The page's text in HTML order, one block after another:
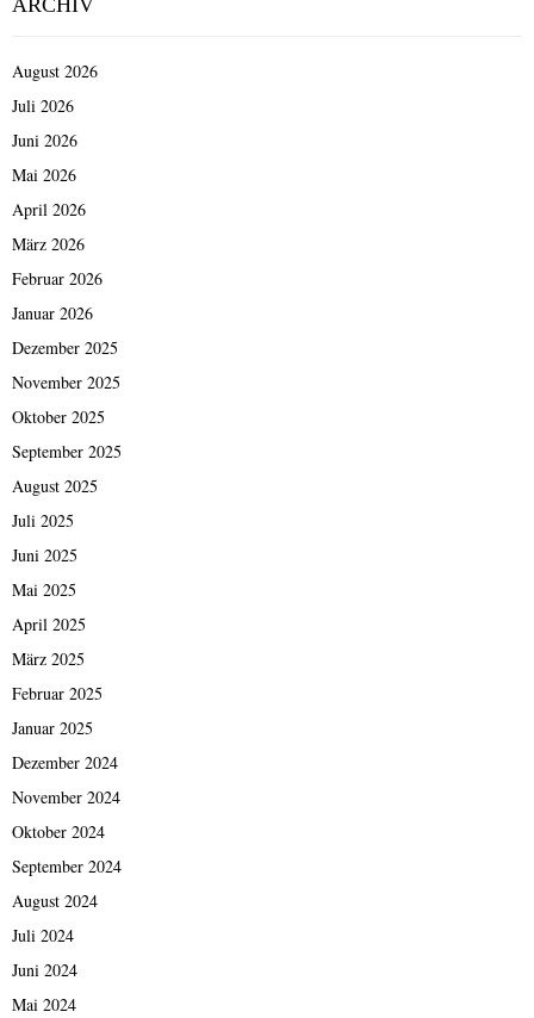
ARCHIV
August 2026
Juli 2026
Juni 2026
Mai 2026
April 2026
März 2026
Februar 2026
Januar 2026
Dezember 2025
November 2025
Oktober 2025
September 2025
August 2025
Juli 2025
Juni 2025
Mai 2025
April 2025
März 2025
Februar 2025
Januar 2025
Dezember 2024
November 2024
Oktober 2024
September 2024
August 2024
Juli 2024
Juni 2024
Mai 2024